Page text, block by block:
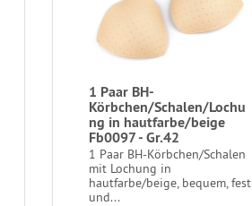
1 Paar BH-
Körbchen/Schalen/Lochu
ng in hautfarbe/beige
Fb0097 - Gr.42
1 Paar BH-Körbchen/Schalen
mit Lochung in
hautfarbe/beige, bequem, fest
und...